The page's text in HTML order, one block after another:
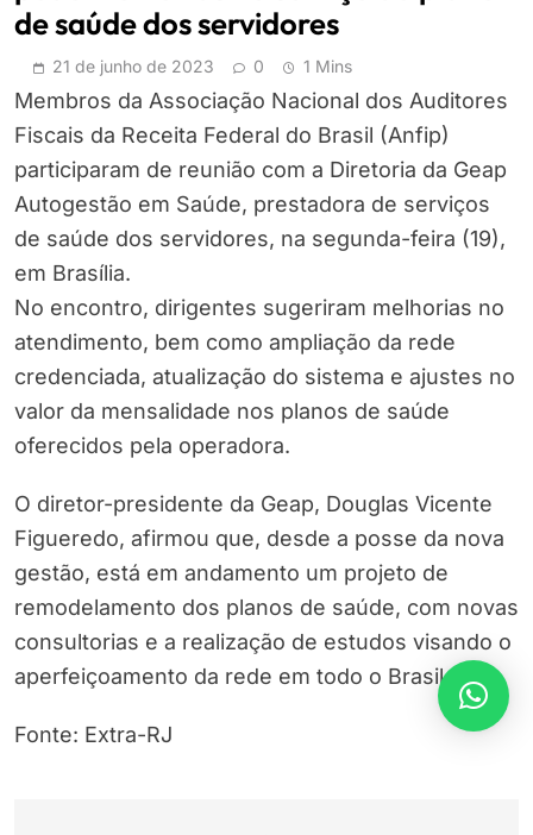
de saúde dos servidores
21 de junho de 2023 0 1 Mins
Membros da Associação Nacional dos Auditores
Fiscais da Receita Federal do Brasil (Anfip)
participaram de reunião com a Diretoria da Geap
Autogestão em Saúde, prestadora de serviços
de saúde dos servidores, na segunda-feira (19),
em Brasília.
No encontro, dirigentes sugeriram melhorias no
atendimento, bem como ampliação da rede
credenciada, atualização do sistema e ajustes no
valor da mensalidade nos planos de saúde
oferecidos pela operadora.
O diretor-presidente da Geap, Douglas Vicente
Figueredo, afirmou que, desde a posse da nova
gestão, está em andamento um projeto de
remodelamento dos planos de saúde, com novas
consultorias e a realização de estudos visando o
aperfeiçoamento da rede em todo o Brasil.
Fonte: Extra-RJ